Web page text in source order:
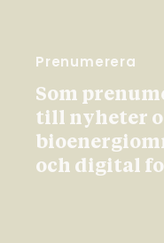
Prenumerera
Som
till nyheter
och digital